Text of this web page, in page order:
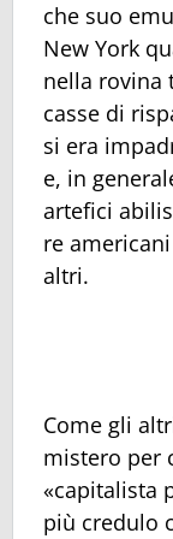
che suo
New York
nella rovina
casse di
si era
e, in
artefici
re
altri.
Come gli
mistero per
«capitalista
più credulo